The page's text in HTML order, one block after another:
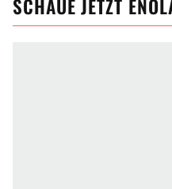
SCHAUE JETZT